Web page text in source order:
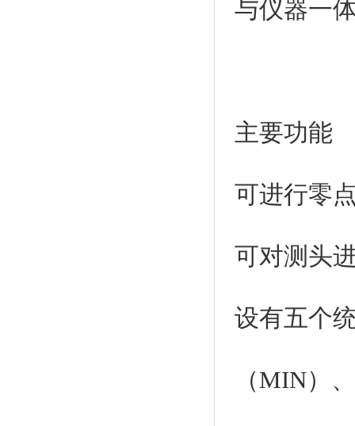
与仪器一
主要功能
可进行零
可对测头
设有五个
（MIN）